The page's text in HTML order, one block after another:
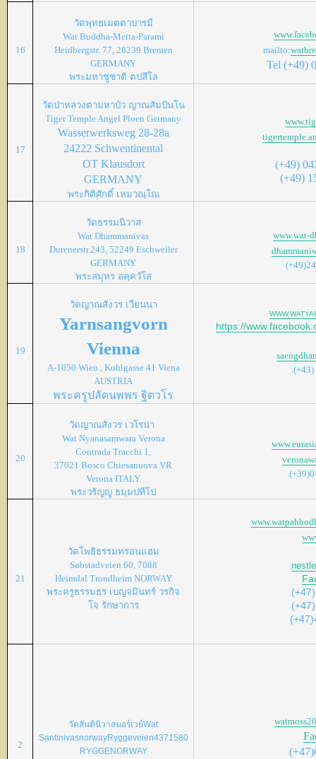
16
วัดพุทธเมตตาบารมี
Wat Buddha-Metta-Parami
Heidbergstr. 77, 28239 Bremen
GERMANY
พระมหาชูชาติ ตปสีโล
mailto:
Tel (+49)
17
วัดป่าหลวงตามหาบัว ญาณสัมปันโน
Tiger Temple Angel Ploen Germany
Wasserwerksweg 28-28a
24222 Schwentinental
OT Klausdort
GERMANY
พระกิติศักดิ์ เหมวณฺโณ
(+49)
(+49)
18
วัดธรรมนิวาส
Wat Dhammanivas
Durenerstr.243, 52249 Eschweiler
GERMANY
พระสมุทร อคฺควํโส
www.wat-
19
วัดญาณสังวร เวียนนา
Yarnsangvorn
Vienna
A-1050 Wien , Kohlgasse 41 Viena
AUSTRIA
พระครูปลัดนพพร ฐิตวโร
https://
20
วัดญาณสังวร เวโรน่า
Wat Nyanasamwara Verona
Contrada Tracchi 1,
37021 Bosco Chiesanuova VR
Verona ITALY.
พระวรัญญู ธมฺมปทีโป
21
วัดโพธิธรรมทรอนแฮม
Søbstadveien 60, 7088
Heimdal Trondheim NORWAY
พระครูธรรมธร เบญจมินทร์ วรกิจ
โจ รักษาการ
2
วัดสันตินิวาสนอร์เวย์Wat
SantinivasnorwayRyggeveien4371580
RYGGENORWAY